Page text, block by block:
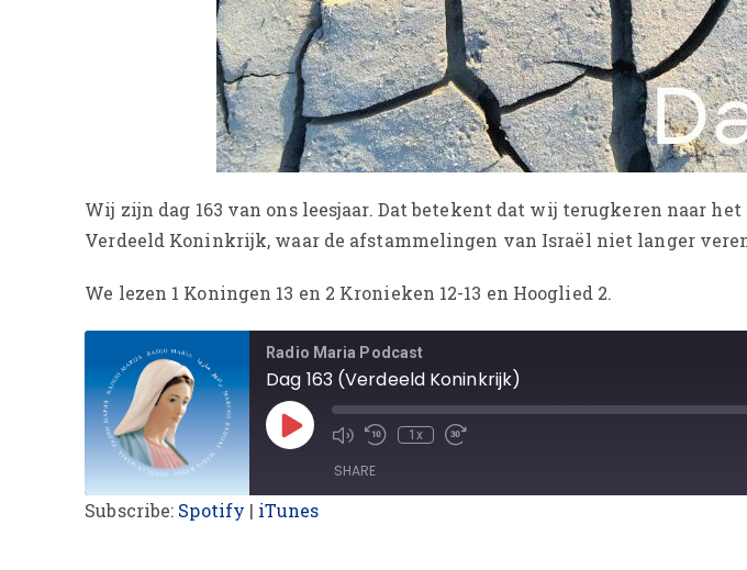
Wij zijn dag 163 van ons leesjaar. Dat betekent dat wij terugkeren naar
Verdeeld Koninkrijk, waar de afstammelingen van Israël niet langer
We lezen 1 Koningen 13 en 2 Kronieken 12-13 en Hooglied 2.
Radio Maria Podcast
Dag 163 (Verdeeld Koninkrijk)
1x
SHARE
Subscribe: Spotify | iTunes